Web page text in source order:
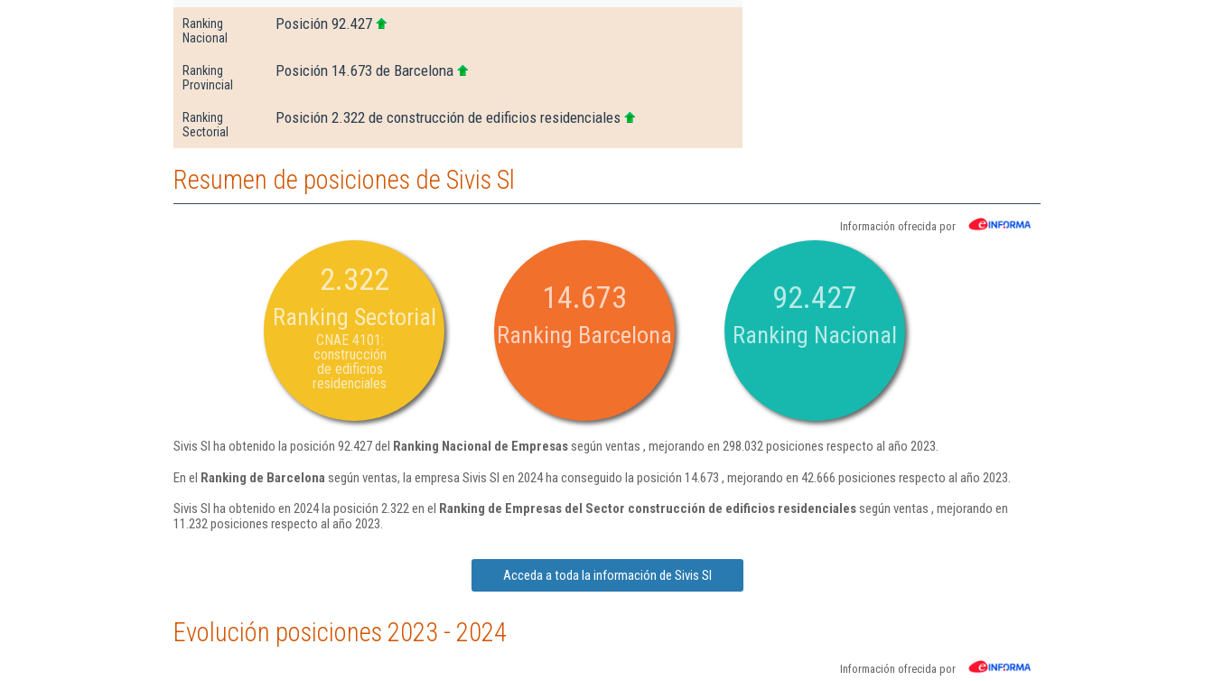
Ranking
Nacional
Posición 92.427
Ranking
Provincial
Posición 14.673 de Barcelona
Ranking
Sectorial
Posición 2.322 de construcción de edificios residenciales
Resumen de posiciones de Sivis Sl
Información ofrecida por
2.322
Ranking Sectorial
CNAE 4101:
construcción
de edificios
residenciales
14.673
Ranking Barcelona
92.427
Ranking Nacional
Sivis Sl ha obtenido la posición 92.427 del Ranking Nacional de Empresassegún ventas , mejorando en 298.032 posiciones respecto al año 2023.
En el Ranking de Barcelona según ventas, la empresa Sivis Sl en 2024 ha conseguido la posición 14.673 , mejorando en 42.666 posiciones respecto al año 2023.
Sivis Sl ha obtenido en 2024 la posición 2.322 en el Ranking de Empresas del Sector construcción de edificios residencialessegún ventas , mejorando en
11.232 posiciones respecto al año 2023.
Acceda a toda la información de Sivis Sl
Evolución posiciones 2023 - 2024
Información ofrecida por